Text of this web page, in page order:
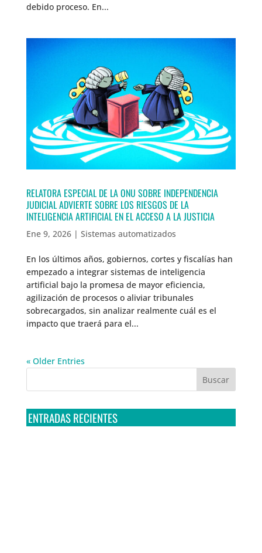
debido proceso. En...
RELATORA ESPECIAL DE LA ONU SOBRE INDEPENDENCIA
JUDICIAL ADVIERTE SOBRE LOS RIESGOS DE LA
INTELIGENCIA ARTIFICIAL EN EL ACCESO A LA JUSTICIA
Ene 9, 2026| Sistemas automatizados
En los últimos años, gobiernos, cortes y fiscalías han
empezado a integrar sistemas de inteligencia
artificial bajo la promesa de mayor eficiencia,
agilización de procesos o aliviar tribunales
sobrecargados, sin analizar realmente cuál es el
impacto que traerá para el...
« Older Entries
ENTRADAS RECIENTES